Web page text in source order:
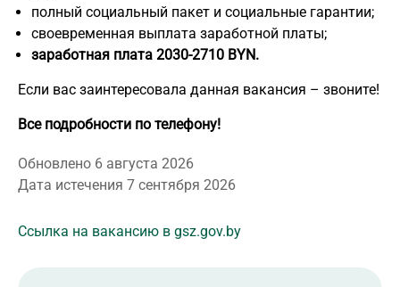
полный социальный пакет и социальные гарантии;
своевременная выплата заработной платы;
заработная плата 2030-2710 BYN.
Если вас заинтересовала данная вакансия – звоните!
Все подробности по телефону!
Обновлено 6 августа 2026
Дата истечения 7 сентября 2026
Ссылка на вакансию в gsz.gov.by